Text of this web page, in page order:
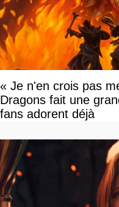
« Je n'en crois pas
Dragons fait une
fans adorent déjà